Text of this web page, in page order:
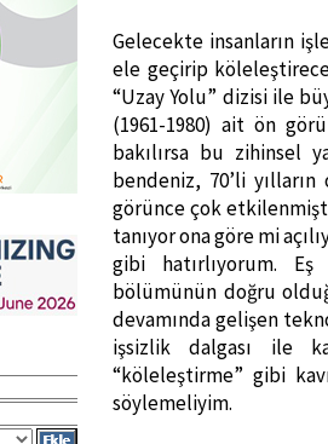
Gelecekte insanların
ele geçirip
“Uzay Yolu” dizisi ile
(1961-1980) ait ön
bakılırsa bu zihinsel
bendeniz, 70’li
görünce çok
tanıyor ona göre mi
gibi hatırlıyorum.
bölümünün doğru
devamında gelişen
işsizlik dalgası ile
“köleleştirme” gibi
söylemeliyim.